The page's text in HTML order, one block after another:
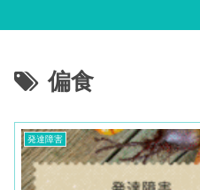
偏食
発達障害